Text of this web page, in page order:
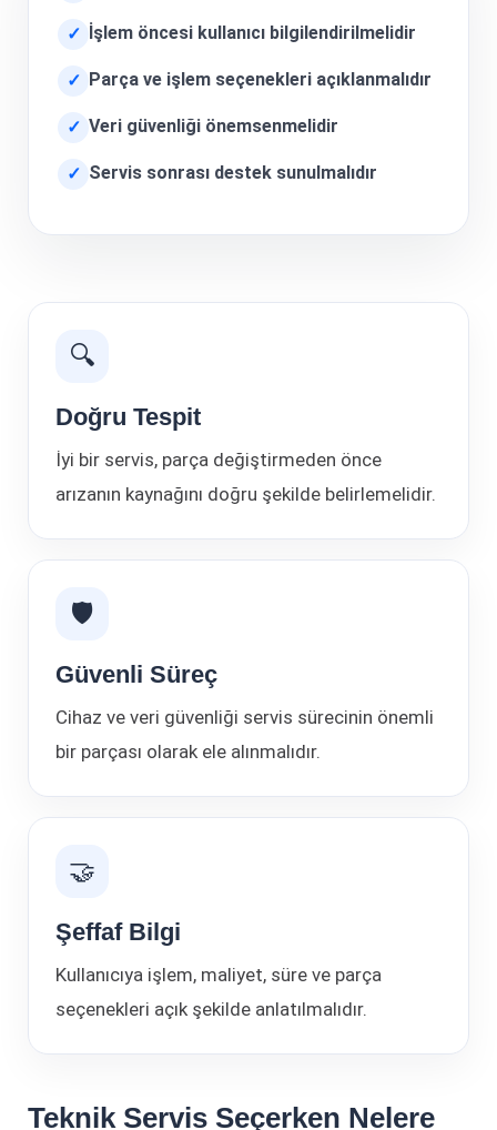
✓ İşlem öncesi kullanıcı bilgilendirilmelidir
✓ Parça ve işlem seçenekleri açıklanmalıdır
✓ Veri güvenliği önemsenmelidir
✓ Servis sonrası destek sunulmalıdır
🔍
Doğru Tespit
İyi bir servis, parça değiştirmeden önce
arızanın kaynağını doğru şekilde belirlemelidir.
🛡
Güvenli Süreç
Cihaz ve veri güvenliği servis sürecinin önemli
bir parçası olarak ele alınmalıdır.
🤝
Şeffaf Bilgi
Kullanıcıya işlem, maliyet, süre ve parça
seçenekleri açık şekilde anlatılmalıdır.
Teknik Servis Seçerken Nelere